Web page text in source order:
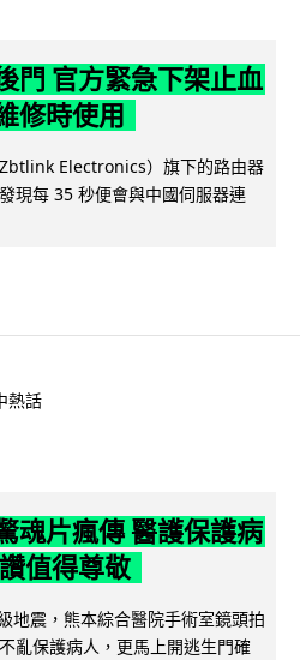
門 官方緊急下架止血
修時使用
Electronics）旗下的路由器
現每 35 秒便會與中國伺服器連
熱話
魂片瘋傳 醫護保護病
值得尊敬
地震，熊本綜合醫院手術室鏡頭拍
亂保護病人，更馬上開逃生門確